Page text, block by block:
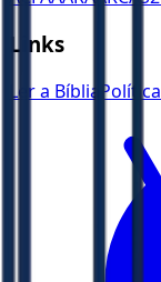
Links
Ler a Bíblia